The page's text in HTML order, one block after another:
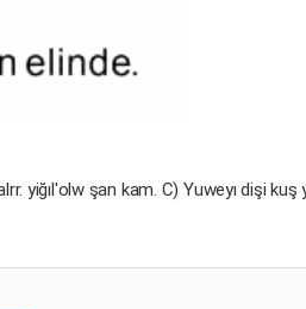
yiğıl'olw şan kam. C) Yuweyı dişi kuş